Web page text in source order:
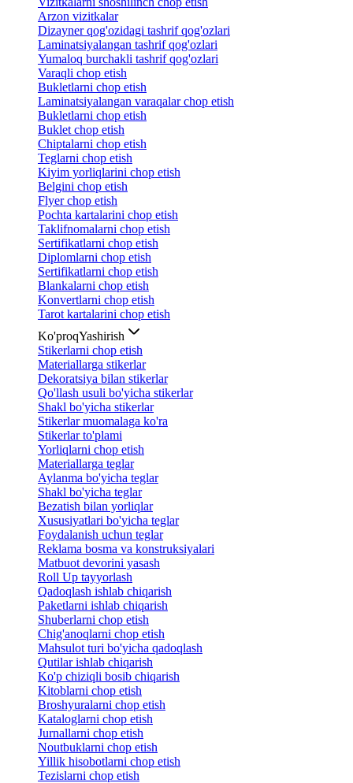
Arzon vizitkalar
Dizayner qog'ozidagi tashrif qog'ozlari
Laminatsiyalangan tashrif qog'ozlari
Yumaloq burchakli tashrif qog'ozlari
Varaqli chop etish
Bukletlarni chop etish
Laminatsiyalangan varaqalar chop etish
Bukletlarni chop etish
Buklet chop etish
Chiptalarni chop etish
Teglarni chop etish
Kiyim yorliqlarini chop etish
Belgini chop etish
Flyer chop etish
Pochta kartalarini chop etish
Taklifnomalarni chop etish
Sertifikatlarni chop etish
Diplomlarni chop etish
Sertifikatlarni chop etish
Blankalarni chop etish
Konvertlarni chop etish
Tarot kartalarini chop etish
Ko'proqYashirish
Stikerlarni chop etish
Materiallarga stikerlar
Dekoratsiya bilan stikerlar
Qo'llash usuli bo'yicha stikerlar
Shakl bo'yicha stikerlar
Stikerlar muomalaga ko'ra
Stikerlar to'plami
Yorliqlarni chop etish
Materiallarga teglar
Aylanma bo'yicha teglar
Shakl bo'yicha teglar
Bezatish bilan yorliqlar
Xususiyatlari bo'yicha teglar
Foydalanish uchun teglar
Reklama bosma va konstruksiyalari
Matbuot devorini yasash
Roll Up tayyorlash
Qadoqlash ishlab chiqarish
Paketlarni ishlab chiqarish
Shuberlarni chop etish
Chig'anoqlarni chop etish
Mahsulot turi bo'yicha qadoqlash
Qutilar ishlab chiqarish
Ko'p chiziqli bosib chiqarish
Kitoblarni chop etish
Broshyuralarni chop etish
Kataloglarni chop etish
Jurnallarni chop etish
Noutbuklarni chop etish
Yillik hisobotlarni chop etish
Tezislarni chop etish